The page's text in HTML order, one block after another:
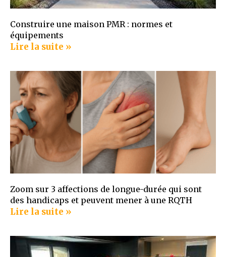
Construire une maison PMR : normes et
équipements
Lire la suite »
Zoom sur 3 affections de longue-durée qui sont
des handicaps et peuvent mener à une RQTH
Lire la suite »